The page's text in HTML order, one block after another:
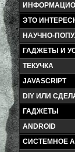
ЭТО
НАУЧНО-
ГАДЖЕТЫ И
ТЕКУЧКА
JAVASCRIPT
DIY ИЛИ
ГАДЖЕТЫ
ANDROID
СИСТЕМНОЕ